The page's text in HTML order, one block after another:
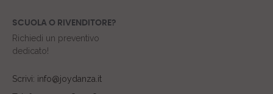
SCUOLA O RIVENDITORE?
Richiedi un preventivo
dedicato!
Scrivi: info@joydanza.it